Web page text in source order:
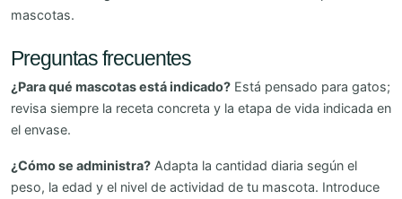
mascotas.
Preguntas frecuentes
¿Para qué mascotas está indicado? Está pensado para gatos;
revisa siempre la receta concreta y la etapa de vida indicada en
el envase.
¿Cómo se administra? Adapta la cantidad diaria según el
peso, la edad y el nivel de actividad de tu mascota. Introduce